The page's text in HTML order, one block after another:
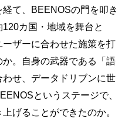
て、BEENOSの門を叩き
カ国・地域を舞台と
ザーに合わせた施策を打
。自身の武器である「語
せ、データドリブンに世
というステージで、
げることができたのか。